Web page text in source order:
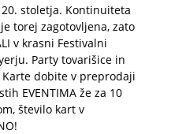
stoletja. Kontinuiteta
torej zagotovljena, zato
v krasni Festivalni
Party tovarišice in
Karte dobite v preprodaji
EVENTIMA že za 10
število kart v